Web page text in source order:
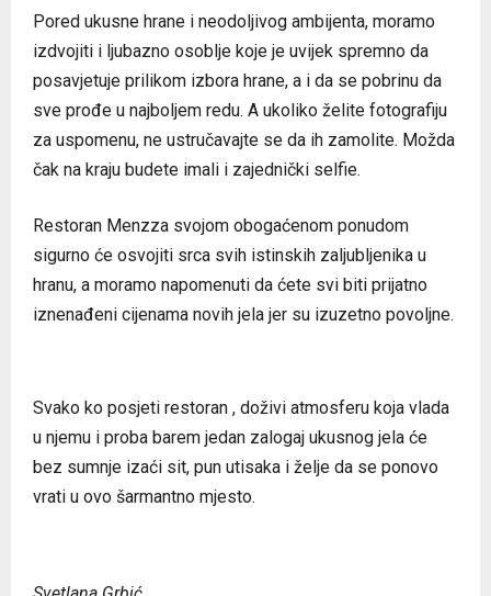
Pored ukusne hrane i neodoljivog ambijenta, moramo
izdvojiti i ljubazno osoblje koje je uvijek spremno da
posavjetuje prilikom izbora hrane, a i da se pobrinu da
sve prođe u najboljem redu. A ukoliko želite fotografiju
za uspomenu, ne ustručavajte se da ih zamolite. Možda
čak na kraju budete imali i zajednički selfie.
Restoran Menzza svojom obogaćenom ponudom
sigurno će osvojiti srca svih istinskih zaljubljenika u
hranu, a moramo napomenuti da ćete svi biti prijatno
iznenađeni cijenama novih jela jer su izuzetno povoljne.
Svako ko posjeti restoran , doživi atmosferu koja vlada
u njemu i proba barem jedan zalogaj ukusnog jela će
bez sumnje izaći sit, pun utisaka i želje da se ponovo
vrati u ovo šarmantno mjesto.